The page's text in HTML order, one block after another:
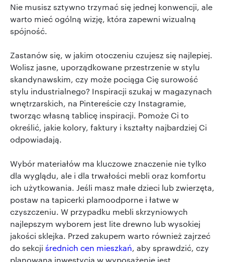
Nie musisz sztywno trzymać się jednej konwencji, ale
warto mieć ogólną wizję, która zapewni wizualną
spójność.
Zastanów się, w jakim otoczeniu czujesz się najlepiej.
Wolisz jasne, uporządkowane przestrzenie w stylu
skandynawskim, czy może pociąga Cię surowość
stylu industrialnego? Inspiracji szukaj w magazynach
wnętrzarskich, na Pintereście czy Instagramie,
tworząc własną tablicę inspiracji. Pomoże Ci to
określić, jakie kolory, faktury i kształty najbardziej Ci
odpowiadają.
Wybór materiałów ma kluczowe znaczenie nie tylko
dla wyglądu, ale i dla trwałości mebli oraz komfortu
ich użytkowania. Jeśli masz małe dzieci lub zwierzęta,
postaw na tapicerki plamoodporne i łatwe w
czyszczeniu. W przypadku mebli skrzyniowych
najlepszym wyborem jest lite drewno lub wysokiej
jakości sklejka. Przed zakupem warto również zajrzeć
do sekcji średnich cen mieszkań, aby sprawdzić, czy
planowana inwestycja w wyposażenie jest